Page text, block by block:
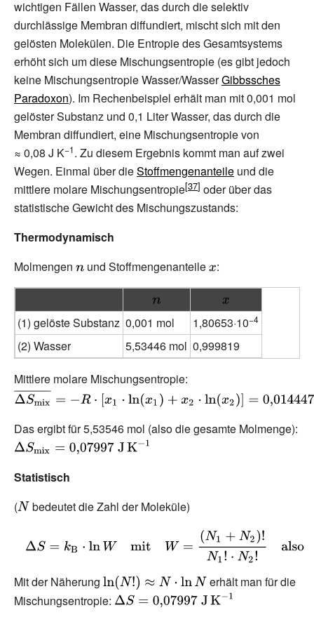
wichtigen Fällen Wasser, das durch die selektiv
durchlässige Membran diffundiert, mischt sich mit den
gelösten Molekülen. Die Entropie des Gesamtsystems
erhöht sich um diese Mischungsentropie (es gibt jedoch
keine Mischungsentropie Wasser/WasserGibbssches
Paradoxon). Im Rechenbeispiel erhält man mit 0,001 mol
gelöster Substanz und 0,1 Liter Wasser, das durch die
Membran diffundiert, eine Mischungsentropie von
≈ 0,08 J K−1. Zu diesem Ergebnis kommt man auf zwei
Wegen. Einmal über dieStoffmengenanteile und die
mittlere molare Mischungsentropie
oder über das
statistische Gewicht des Mischungszustands:
Thermodynamisch
Molmengen {\displaystyle
n}
und Stoffmengenanteile{\displaystyle
x}
:
{\displaystyle{\displaystyle
x}
(1) gelöste Substanz 0,001 mol 1,80653·10−4
(2) Wasser 5,53446 mol 0,999819
Mittlere molare Mischungsentropie:
S_{\mathrm {mix} }}}=-
Das ergibt für 5,53546 mol (also die gesamte Molmenge):
{\displaystyle \Delta
}=0{,}07997\;\mathrm
{J\,K} ^{-1}}
Statistisch
({\displaystyle
bedeutet die Zahl der Moleküle)
\Delta
{B} }\cdot \ln
W\quad
Mit der Näherung {\displaystyle
\ln(N!)\approx
erhält man für die
Mischungsentropie: {\displaystyle \Delta